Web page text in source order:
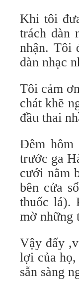
Khi tôi
trách dàn
nhận. Tôi
dàn nhạc
Tôi cảm
chát khẽ
đầu thai
Đêm hôm
trước ga
cưới nằm
bên cửa
thuốc lá).
mờ những
Vậy đấy
lợi của
sẵn sàng